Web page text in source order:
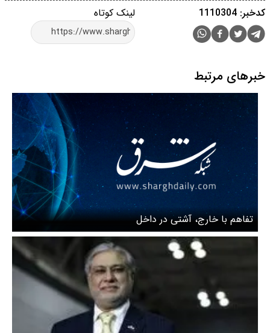
لینک کوتاه کدخبر: 1110304
خبرهای مرتبط
تفاهم با خارج، آشتی در داخل